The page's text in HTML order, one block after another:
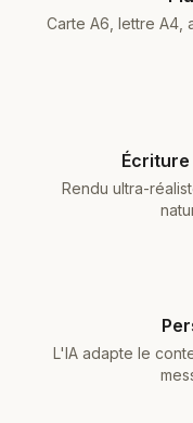
Carte A6, lettre A4,
Rendu ultra-
L'IA adapte le